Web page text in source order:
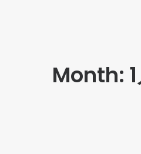
お問い合わせ
Month: